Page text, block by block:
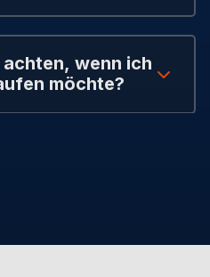
wenn ich
möchte?